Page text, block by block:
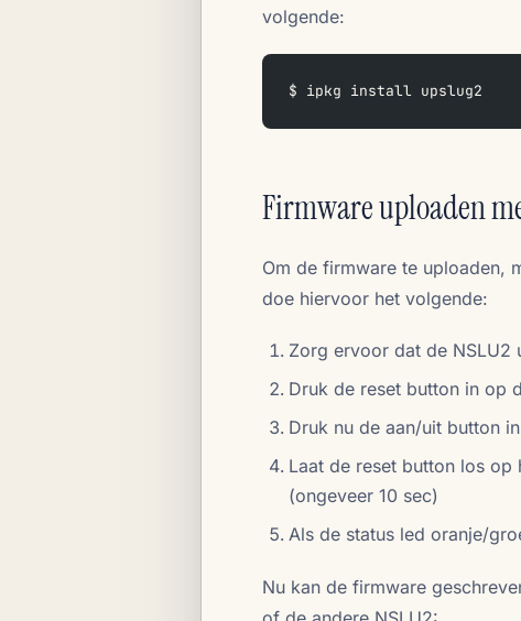
volgende:
$ ipkg install upslug2
Firmware uploaden
Om de firmware te uploaden,
doe hiervoor het volgende:
Zorg ervoor dat de NSLU2
Druk de reset button in op
Druk nu de aan/uit button
Laat de reset button los op
(ongeveer 10 sec)
Als de status led oranje/
Nu kan de firmware